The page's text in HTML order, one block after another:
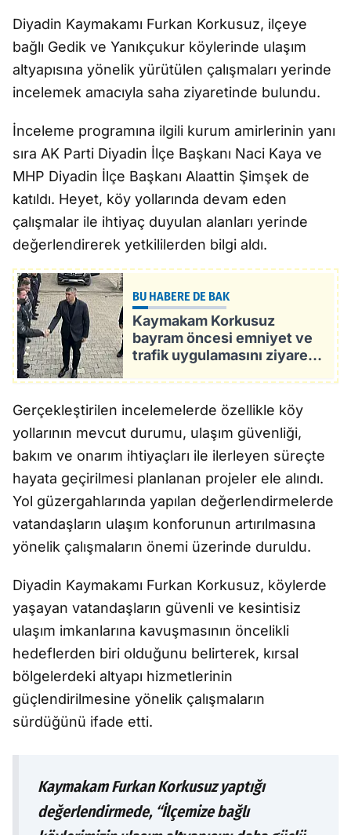
Diyadin Kaymakamı Furkan Korkusuz, ilçeye
bağlı Gedik ve Yanıkçukur köylerinde ulaşım
altyapısına yönelik yürütülen çalışmaları yerinde
incelemek amacıyla saha ziyaretinde bulundu.
İnceleme programına ilgili kurum amirlerinin yanı
sıra AK Parti Diyadin İlçe Başkanı Naci Kaya ve
MHP Diyadin İlçe Başkanı Alaattin Şimşek de
katıldı. Heyet, köy yollarında devam eden
çalışmalar ile ihtiyaç duyulan alanları yerinde
değerlendirerek yetkililerden bilgi aldı.
BU HABERE DE BAK
Kaymakam Korkusuz
bayram öncesi emniyet ve
trafik uygulamasını ziyareti
Gerçekleştirilen incelemelerde özellikle köy
yollarının mevcut durumu, ulaşım güvenliği,
bakım ve onarım ihtiyaçları ile ilerleyen süreçte
hayata geçirilmesi planlanan projeler ele alındı.
Yol güzergahlarında yapılan değerlendirmelerde
vatandaşların ulaşım konforunun artırılmasına
yönelik çalışmaların önemi üzerinde duruldu.
Diyadin Kaymakamı Furkan Korkusuz, köylerde
yaşayan vatandaşların güvenli ve kesintisiz
ulaşım imkanlarına kavuşmasının öncelikli
hedeflerden biri olduğunu belirterek, kırsal
bölgelerdeki altyapı hizmetlerinin
güçlendirilmesine yönelik çalışmaların
sürdüğünü ifade etti.
Kaymakam Furkan Korkusuz yaptığı
değerlendirmede, “İlçemize bağlı